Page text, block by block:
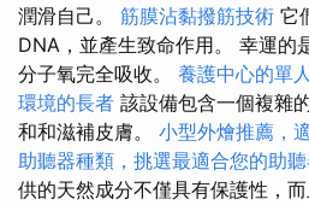
潤滑自己。 筋膜沾黏撥筋技術 它
DNA，並產生致命作用。 幸運的
分子氧完全吸收。 養護中心的單
環境的長者 該設備包含一個複雜
和和滋補皮膚。 小型外燴推薦，
助聽器種類，挑選最適合您的助
供的天然成分不僅具有保護性，